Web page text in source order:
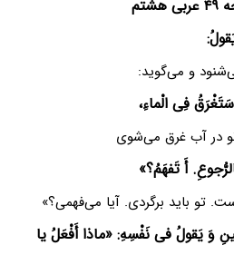
و می‌گوید:
فِی الْماءِ،
در آب غرق می‌شوی
أَ تَفهَمُ؟»
تو باید برگردی. آیا می‌فهمی؟»
وَ یَقولُ فی نَفْسِهِ: «ماذا أَفْعَلُ یا